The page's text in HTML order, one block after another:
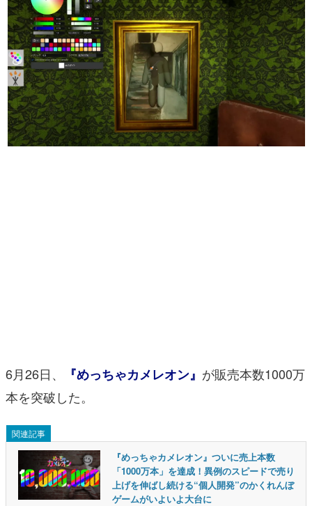
日本モバイルゲーム産業史
日本のモバイルゲーム史における主要なトピック・タイト
ルを網羅するほか、開発者へのインタビューや識者による
解説を掲載。約20年の歴史が一望できる決定版！
若ゲのいたり〜ゲームクリエイターの青春〜
『うつヌケ』『ペンと箸』等で知られるマンガ家・田中圭
一先生によるゲーム業界レポートマンガです。
なんでゲームは面白い？
ゲーム開発者・hamatsu氏がゲームの魅力を画面や操作の
具体的な形から解き明かしていく、硬派で骨太な評論連載
その他
運営：株式会社マレ
6月26日、 『めっちゃカメレオン』 が販売本数1000万
本を突破した。
関連記事
『めっちゃカメレオン』ついに売上本数
「1000万本」を達成！異例のスピードで売り
上げを伸ばし続ける“個人開発”のかくれんぼ
ゲームがいよいよ大台に